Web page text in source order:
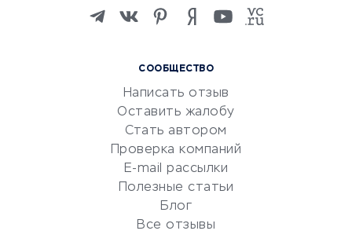
Изучение иностранных
Маркетинг и продажи
Репетиторство
Красота и здоровье
Сервисы по поиску работы
Сетевой маркетинг
УСЛУГИ ДЛЯ БИЗНЕСА
СООБЩЕСТВО
Написать отзыв
Оставить жалобу
Стать автором
Проверка компаний
E-mail рассылки
Полезные статьи
Блог
Все отзывы